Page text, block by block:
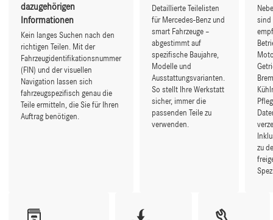
dazugehörigen
Informationen
Kein langes Suchen nach den
richtigen Teilen. Mit der
Fahrzeugidentifikationsnummer
(FIN) und der visuellen
Navigation lassen sich
fahrzeugspezifisch genau die
Teile ermitteln, die Sie für Ihren
Auftrag benötigen.
Detaillierte Teilelisten
für Mercedes-Benz und
smart Fahrzeuge –
abgestimmt auf
spezifische Baujahre,
Modelle und
Ausstattungsvarianten.
So stellt Ihre Werkstatt
sicher, immer die
passenden Teile zu
verwenden.
sind
zu